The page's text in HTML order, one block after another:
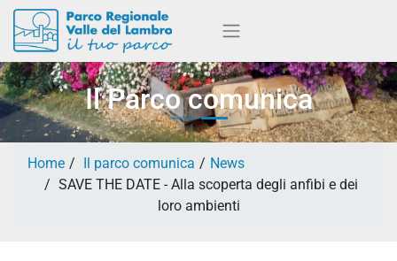
Il Parco comunica
Home Il parco comunica
News
SAVE THE DATE - Alla scoperta degli anfibi e dei
loro ambienti